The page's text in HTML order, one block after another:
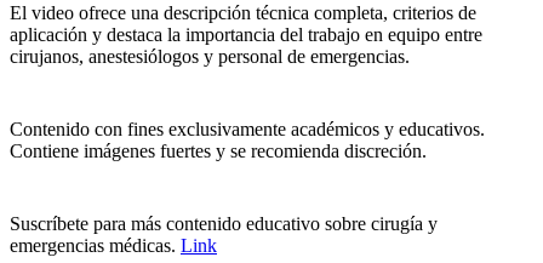
El video ofrece una descripción técnica completa, criterios de
aplicación y destaca la importancia del trabajo en equipo entre
cirujanos, anestesiólogos y personal de emergencias.
Contenido con fines exclusivamente académicos y educativos.
Contiene imágenes fuertes y se recomienda discreción.
Suscríbete para más contenido educativo sobre cirugía y
emergencias médicas. Link